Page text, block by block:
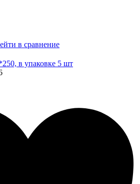
в сравнение
в упаковке 5 шт